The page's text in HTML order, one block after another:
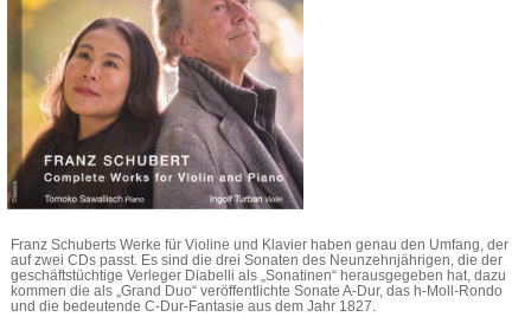
Franz Schuberts Werke für Violine und Klavier haben genau den Umfang, der
auf zwei CDs passt. Es sind die drei Sonaten des Neunzehnjährigen, die der
geschäftstüchtige Verleger Diabelli als „Sonatinen“ herausgegeben hat, dazu
kommen die als „Grand Duo“ veröffentlichte Sonate A-Dur, das h-Moll-Rondo
und die bedeutende C-Dur-Fantasie aus dem Jahr 1827.